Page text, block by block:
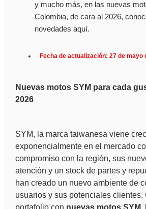
y mucho más, en las nuevas
Colombia, de cara al 2026,
novedades aquí.
Fecha de actualización: 27 de mayo
Nuevas motos SYM para cada
2026
SYM, la marca taiwanesa viene
exponencialmente en el mercado
compromiso con la región, sus
atención y un stock de partes y
han creado un nuevo ambiente de
usuarios y sus potenciales clientes.
portafolio con nuevas motos SYM